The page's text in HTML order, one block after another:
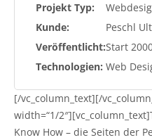
Projekt Typ:
Kunde:
Peschl
Veröffentlicht:Start
Technologien: Web
[/vc_column_text][/
width=“1/
Know How – die Seiten der